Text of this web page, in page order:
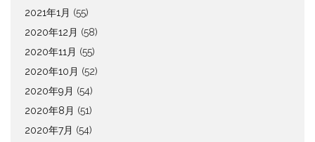
2021年1月 (55)
2020年12月 (58)
2020年11月 (55)
2020年10月 (52)
2020年9月 (54)
2020年8月 (51)
2020年7月 (54)